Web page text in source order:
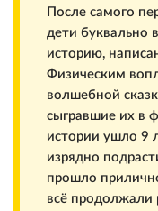
После самого
дети буквально
историю,
Физическим
волшебной
сыгравшие их в
истории ушло 9
изрядно
прошло
всё продолжали